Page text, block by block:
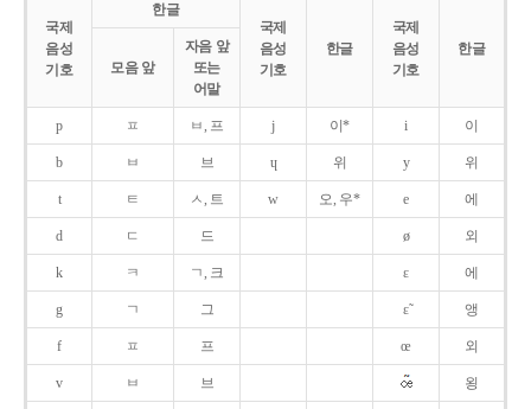
국제
음성
기호
한글
국제
음성
기호
한글
국제
음성
기호
한글
모음 앞
자음 앞
또는
어말
p ㅍ ㅂ, 프 j 이* i 이
b ㅂ 브 ɥ 위 y 위
t ㅌ ㅅ, 트 w 오, 우* e 에
d ㄷ 드 ø 외
k ㅋ ㄱ, 크 ɛ 에
g ㄱ 그 ɛ̃ 앵
f ㅍ 프 œ 외
v ㅂ 브 욍